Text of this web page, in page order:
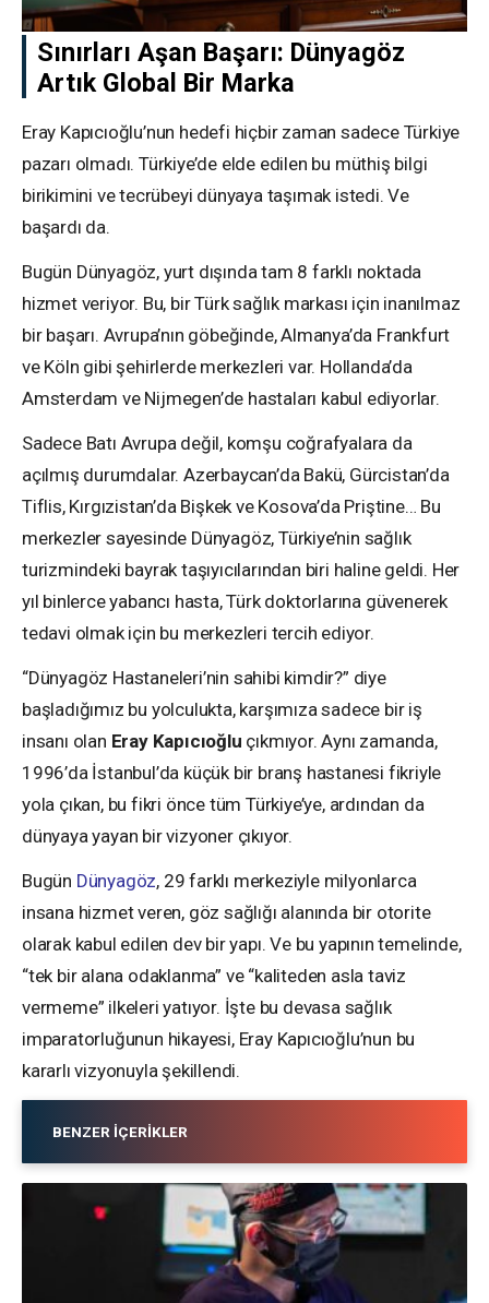
Sınırları Aşan Başarı: Dünyagöz
Artık Global Bir Marka
Eray Kapıcıoğlu’nun hedefi hiçbir zaman sadece Türkiye
pazarı olmadı. Türkiye’de elde edilen bu müthiş bilgi
birikimini ve tecrübeyi dünyaya taşımak istedi. Ve
başardı da.
Bugün Dünyagöz, yurt dışında tam 8 farklı noktada
hizmet veriyor. Bu, bir Türk sağlık markası için inanılmaz
bir başarı. Avrupa’nın göbeğinde, Almanya’da Frankfurt
ve Köln gibi şehirlerde merkezleri var. Hollanda’da
Amsterdam ve Nijmegen’de hastaları kabul ediyorlar.
Sadece Batı Avrupa değil, komşu coğrafyalara da
açılmış durumdalar. Azerbaycan’da Bakü, Gürcistan’da
Tiflis, Kırgızistan’da Bişkek ve Kosova’da Priştine… Bu
merkezler sayesinde Dünyagöz, Türkiye’nin sağlık
turizmindeki bayrak taşıyıcılarından biri haline geldi. Her
yıl binlerce yabancı hasta, Türk doktorlarına güvenerek
tedavi olmak için bu merkezleri tercih ediyor.
“Dünyagöz Hastaneleri’nin sahibi kimdir?” diye
başladığımız bu yolculukta, karşımıza sadece bir iş
insanı olan Eray Kapıcıoğlu çıkmıyor. Aynı zamanda,
1996’da İstanbul’da küçük bir branş hastanesi fikriyle
yola çıkan, bu fikri önce tüm Türkiye’ye, ardından da
dünyaya yayan bir vizyoner çıkıyor.
Bugün Dünyagöz, 29 farklı merkeziyle milyonlarca
insana hizmet veren, göz sağlığı alanında bir otorite
olarak kabul edilen dev bir yapı. Ve bu yapının temelinde,
“tek bir alana odaklanma” ve “kaliteden asla taviz
vermeme” ilkeleri yatıyor. İşte bu devasa sağlık
imparatorluğunun hikayesi, Eray Kapıcıoğlu’nun bu
kararlı vizyonuyla şekillendi.
BENZER İÇERIKLER